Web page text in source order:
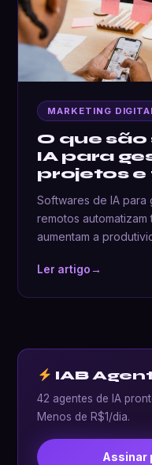
MARKETING
O que
IA para
projetos
Softwares de IA
remotos
aumentam a
Ler artigo→
IAB
42 agentes de IA
Menos de R$1/dia.
Assinar